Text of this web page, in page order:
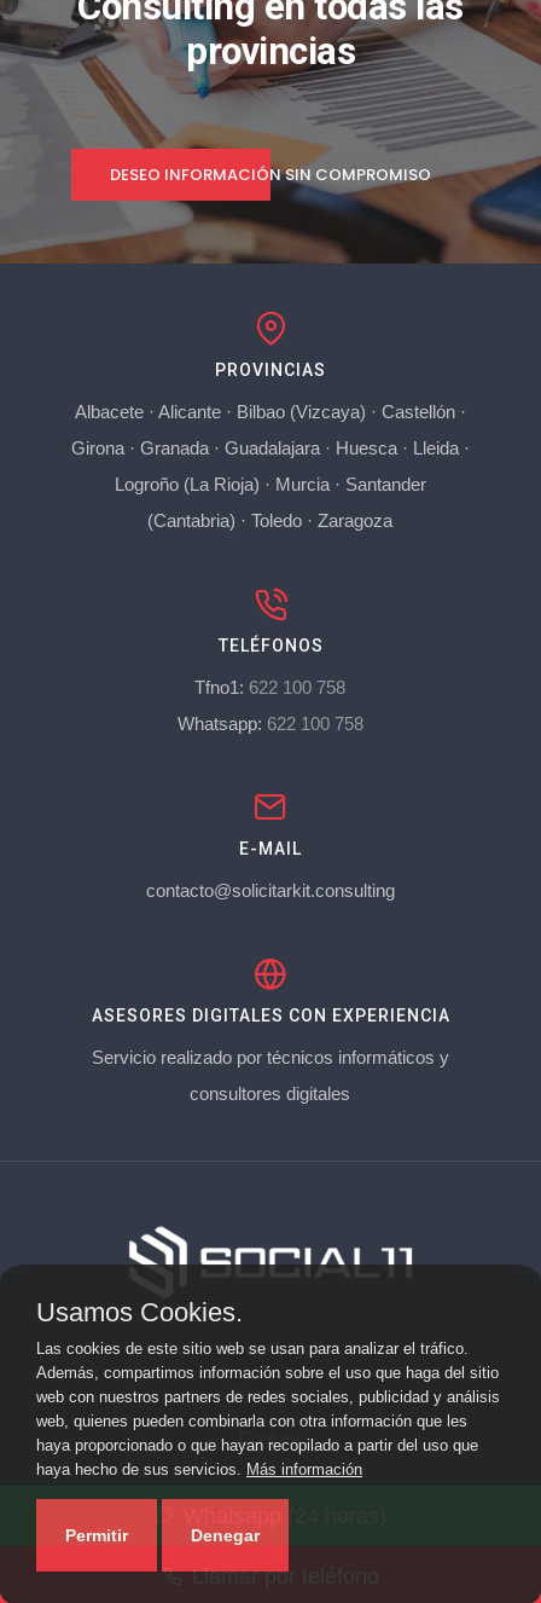
Llamar por teléfono
provincias
DESEO INFORMACIÓN SIN COMPROMISO
PROVINCIAS
Albacete· Alicante· Bilbao (Vizcaya) · Castellón·
Girona· Granada· Guadalajara· Huesca· Lleida·
Logroño (La Rioja) · Murcia· Santander
(Cantabria) ·Toledo ·Zaragoza
TELÉFONOS
Tfno1: 622 100 758
Whatsapp: 622 100 758
E-MAIL
contacto@solicitarkit.consulting
ASESORES DIGITALES CON EXPERIENCIA
Servicio realizado por técnicos informáticos y
consultores digitales
Aviso Legal
Privacidad
Cookies
Consulting en su provincia ·
Usamos Cookies.
Las cookies de este sitio web se usan para analizar el tráfico.
Además, compartimos información sobre el uso que haga del sitio
web con nuestros partners de redes sociales, publicidad y análisis
web, quienes pueden combinarla con otra información que les
haya proporcionado o que hayan recopilado a partir del uso que
haya hecho de sus servicios. Más información
Permitir Denegar